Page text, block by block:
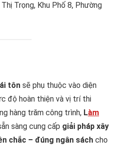
Trọng, Khu Phố 8, Phường
tôn sẽ phụ thuộc vào diện
độ hoàn thiện và vị trí thi
hàng trăm công trình, Làm
sàng cung cấp giải pháp xây
chắc – đúng ngân sách cho